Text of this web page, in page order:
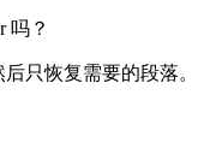
吗？
只恢复需要的段落。